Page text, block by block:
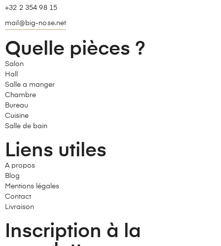
+32 2 354 98 15
mail@big-nose.net
Quelle pièces ?
Salon
Hall
Salle a manger
Chambre
Bureau
Cuisine
Salle de bain
Liens utiles
A propos
Blog
Mentions légales
Contact
Livraison
Inscription à la